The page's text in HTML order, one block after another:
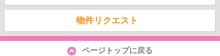
物件リクエスト
ページトップに戻る